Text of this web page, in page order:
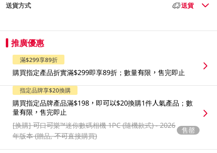
送貨方式 送貨
推廣優惠
滿$299享89折
購買指定產品折實滿$299即享89折；數量有限，售完即止
指定品牌享$20換購
購買指定品牌產品滿$198，即可以$20換購1件人氣產品；數
量有限，售完即止
[换購]可口可樂™️迷你數碼相機 1PC (隨機款式) - 2026
年版本 (贈品, 不可直接購買)
售罄